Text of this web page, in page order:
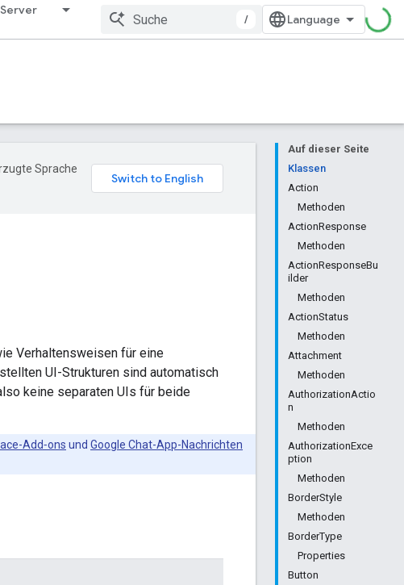
/
Auf dieser Seite
Klassen
Action
Methoden
ActionResponse
Methoden
ActionResponseBu
ilder
Methoden
ActionStatus
Methoden
Attachment
Methoden
AuthorizationActio
n
Methoden
AuthorizationExce
ption
Methoden
BorderStyle
Methoden
BorderType
Properties
Button
Sprache
Verhaltensweisen für eine
UI-Strukturen sind automatisch
keine separaten UIs für beide
Add‑ons und Google Chat-App-Nachrichten